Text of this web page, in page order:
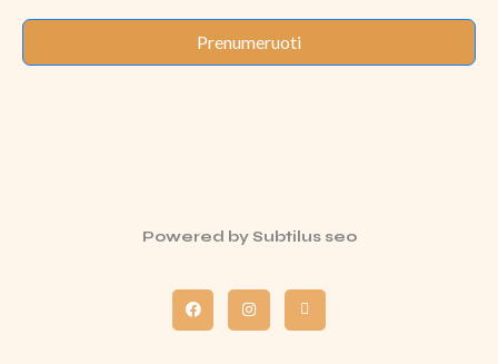
Prenumeruoti
Powered bySubtilus seo